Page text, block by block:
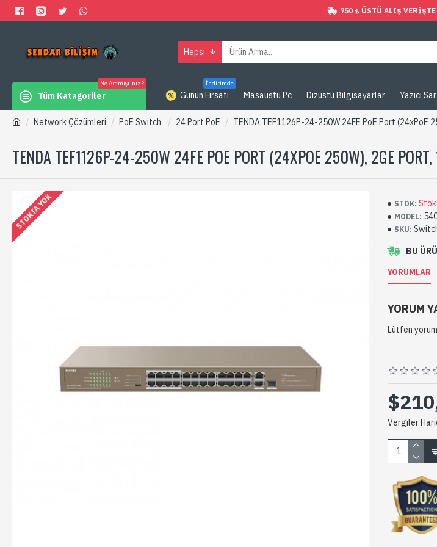
750 ₺ ÜSTÜ ALIŞ VERIŞTE
Hepsi
Tüm Katagoriler
Ne Aramıştınız?
Günün Fırsatı
İndirimde
Masaüstü Pc Dizüstü Bilgisayarlar Yazıcı
Network Çözümleri PoE Switch 24 Port PoE TENDA TEF1126P-24-250W 24FE PoE Port (24xPoE
TENDA TEF1126P-24-250W 24FE POE PORT (24XPOE 250W), 2GE PORT,
STOKTA YOK
YORUMLAR
YORUM
Lütfen
BU
STOK:
MODEL:
SKU:
Vergiler